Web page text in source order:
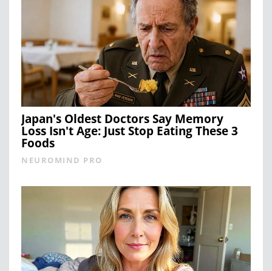
Japan's Oldest Doctors Say Memory
Loss Isn't Age: Just Stop Eating These 3
Foods
NEUROMIND PRO